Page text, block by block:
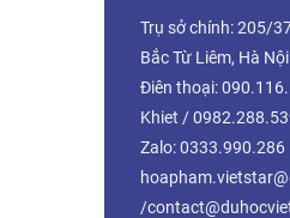
Trụ sở chính: 205/
Bắc Từ Liêm, Hà Nội
Điên thoại:
Khiet /
Zalo: 0333.990.286
/